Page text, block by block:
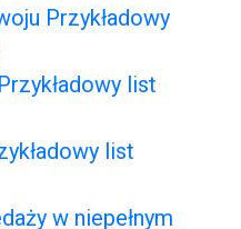
Przykładowy
list
list
w niepełnym